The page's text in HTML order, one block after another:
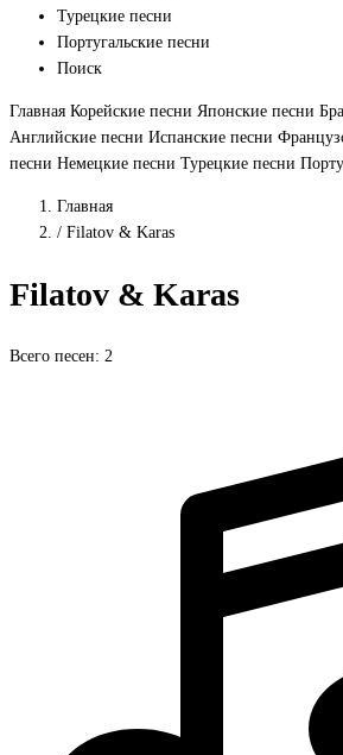
Турецкие песни
Португальские песни
Поиск
Главная Корейские песни Японские песни
Английские песни Испанские песни
песни Немецкие песни Турецкие песни
Главная
/ Filatov & Karas
Filatov & Karas
Всего песен: 2